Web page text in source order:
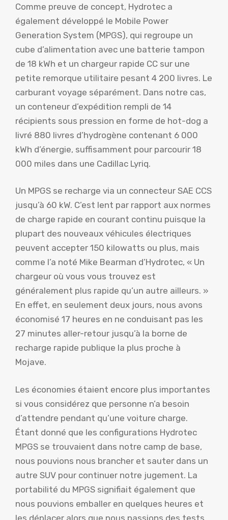
Comme preuve de concept, Hydrotec a
également développé le Mobile Power
Generation System (MPGS), qui regroupe un
cube d’alimentation avec une batterie tampon
de 18 kWh et un chargeur rapide CC sur une
petite remorque utilitaire pesant 4 200 livres. Le
carburant voyage séparément. Dans notre cas,
un conteneur d’expédition rempli de 14
récipients sous pression en forme de hot-dog a
livré 880 livres d’hydrogène contenant 6 000
kWh d’énergie, suffisamment pour parcourir 18
000 miles dans une Cadillac Lyriq.
Un MPGS se recharge via un connecteur SAE CCS
jusqu’à 60 kW. C’est lent par rapport aux normes
de charge rapide en courant continu puisque la
plupart des nouveaux véhicules électriques
peuvent accepter 150 kilowatts ou plus, mais
comme l’a noté Mike Bearman d’Hydrotec, « Un
chargeur où vous vous trouvez est
généralement plus rapide qu’un autre ailleurs. »
En effet, en seulement deux jours, nous avons
économisé 17 heures en ne conduisant pas les
27 minutes aller-retour jusqu’à la borne de
recharge rapide publique la plus proche à
Mojave.
Les économies étaient encore plus importantes
si vous considérez que personne n’a besoin
d’attendre pendant qu’une voiture charge.
Étant donné que les configurations Hydrotec
MPGS se trouvaient dans notre camp de base,
nous pouvions nous brancher et sauter dans un
autre SUV pour continuer notre jugement. La
portabilité du MPGS signifiait également que
nous pouvions emballer en quelques heures et
les déplacer alors que nous passions des tests